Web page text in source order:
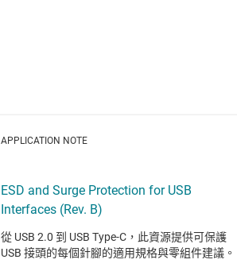
APPLICATION NOTE
ESD and Surge Protection for USB
Interfaces (Rev. B)
從 USB 2.0 到 USB Type-C，此資源提供可保護
USB 接頭的每個針腳的適用規格與零組件建議。